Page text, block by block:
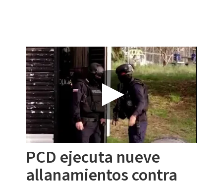
PCD ejecuta nueve
allanamientos contra